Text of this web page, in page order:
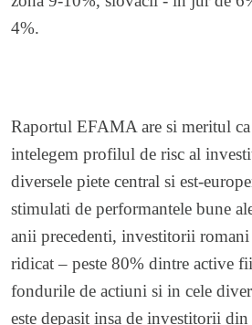
4%.
Raportul EFAMA are si meritul ca
intelegem profilul de risc al
diversele piete central si est-
stimulati de performantele bune
anii precedenti, investitorii
ridicat – peste 80% dintre active
fondurile de actiuni si in cele
este depasit insa de investitorii